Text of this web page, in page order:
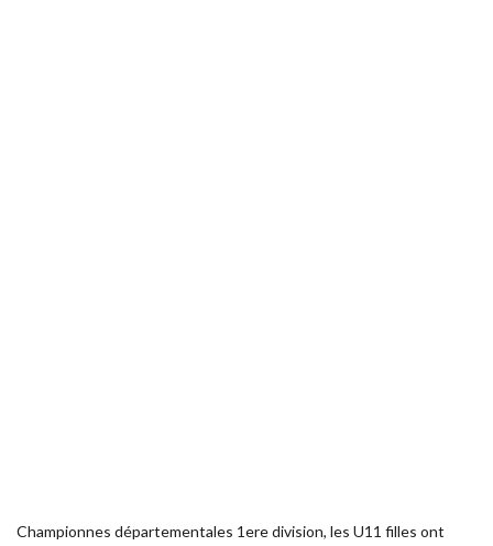
Championnes départementales 1ere division, les U11 filles ont